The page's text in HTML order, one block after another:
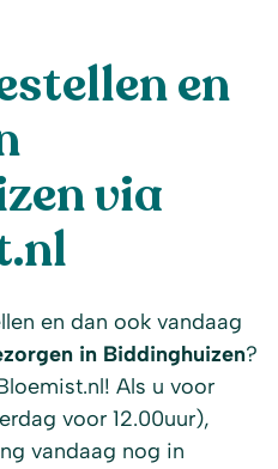
en
via
en dan ook vandaag
in Biddinghuizen?
Als u voor
voor 12.00uur),
vandaag nog in